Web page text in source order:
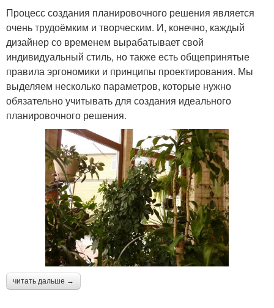
Процесс создания планировочного решения является
очень трудоёмким и творческим. И, конечно, каждый
дизайнер со временем вырабатывает свой
индивидуальный стиль, но также есть общепринятые
правила эргономики и принципы проектирования. Мы
выделяем несколько параметров, которые нужно
обязательно учитывать для создания идеального
планировочного решения.
читать дальше →